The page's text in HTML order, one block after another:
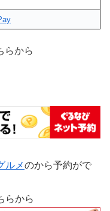
らから
ルメのから予約がで
らから